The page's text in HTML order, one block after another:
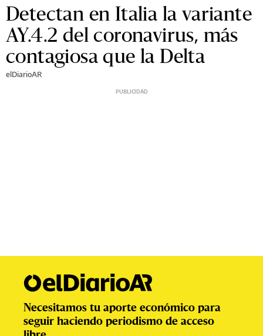
Detectan en Italia la variante
AY.4.2 del coronavirus, más
contagiosa que la Delta
elDiarioAR
Necesitamos tu aporte económico para
seguir haciendo periodismo de acceso